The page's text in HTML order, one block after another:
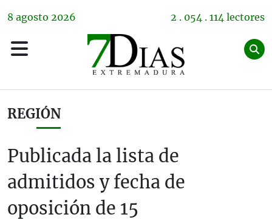
8 agosto 2026 2 . 054 . 114 lectores
REGIÓN
Publicada la lista de
admitidos y fecha de
oposición de 15